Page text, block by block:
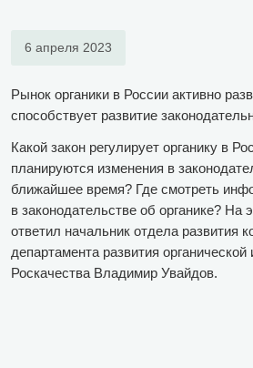
6 апреля 2023
Рынок органики в России активно
способствует развитие
Какой закон регулирует органику в
планируются изменения в
ближайшее время? Где смотреть
в законодательстве об органике? На
ответил начальник отдела развития
департамента развития
Роскачества Владимир Увайдов.